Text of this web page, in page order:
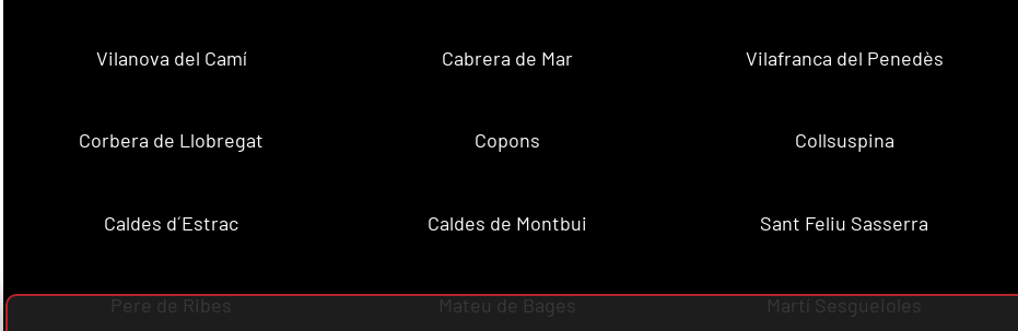
Vilanova del Camí Cabrera de Mar Vilafranca del Penedès
Corbera de Llobregat Copons Collsuspina
Caldes d´Estrac Caldes de Montbui Sant Feliu Sasserra
Pere de Ribes Mateu de Bages Martí Sesgueioles